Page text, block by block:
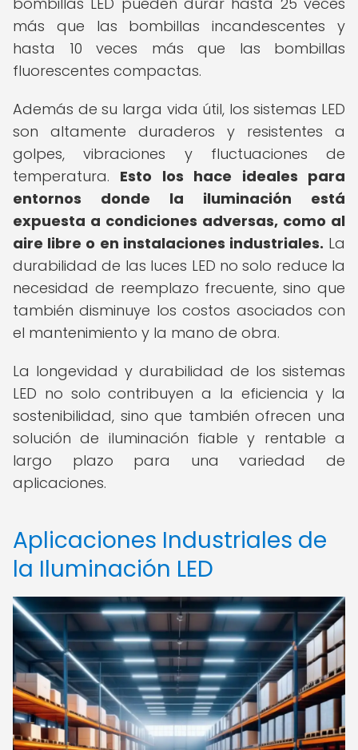
más que las bombillas incandescentes y
hasta 10 veces más que las bombillas
fluorescentes compactas.
Además de su larga vida útil, los sistemas LED
son altamente duraderos y resistentes a
golpes, vibraciones y fluctuaciones de
temperatura. Esto los hace ideales para
entornos donde la iluminación está
expuesta a condiciones adversas, como al
aire libre o en instalaciones industriales. La
durabilidad de las luces LED no solo reduce la
necesidad de reemplazo frecuente, sino que
también disminuye los costos asociados con
el mantenimiento y la mano de obra.
La longevidad y durabilidad de los sistemas
LED no solo contribuyen a la eficiencia y la
sostenibilidad, sino que también ofrecen una
solución de iluminación fiable y rentable a
largo plazo para una variedad de
aplicaciones.
Aplicaciones Industriales de
la Iluminación LED